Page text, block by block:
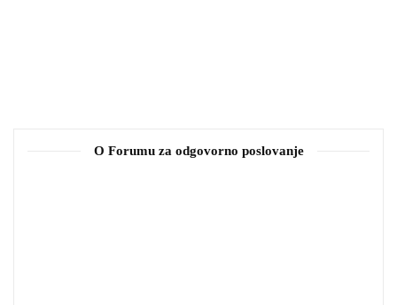
O Forumu za odgovorno poslovanje